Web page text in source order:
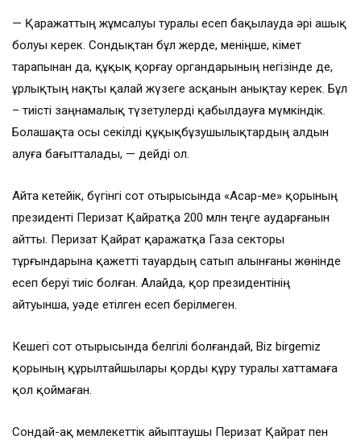
— Қаражаттың жұмсалуы туралы есеп бақылауда әрі ашық
болуы керек. Сондықтан бұл жерде, меніңше, Үкімет
тарапынан да, құқық қорғау органдарының негізінде де,
ұрлықтың нақты қалай жүзеге асқанын анықтау керек. Бұл
– тиісті заңнамалық түзетулерді қабылдауға мүмкіндік.
Болашақта осы секілді құқықбұзушылықтардың алдын
алуға бағытталады, — дейді ол.
Айта кетейік, бүгінгі сот отырысында «Асар-Үме» қорының
президенті Перизат Қайратқа 200 млн теңге аударғанын
айтты. Перизат Қайрат қаражатқа Газа секторы
тұрғындарына қажетті тауардың сатып алынғаны жөнінде
есеп беруі тиіс болған. Алайда, қор президентінің
айтуынша, уәде етілген есеп берілмеген.
Кешегі сот отырысында белгілі болғандай, Biz birgemiz
қорының құрылтайшылары қорды құру туралы хаттамаға
қол қоймаған.
Сондай-ақ мемлекеттік айыптаушы Перизат Қайрат пен